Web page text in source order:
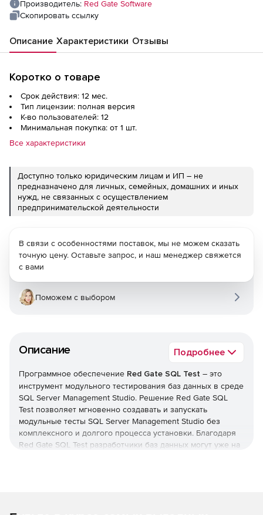
Производитель: Red Gate Software
Скопировать ссылку
Описание Характеристики Отзывы
Коротко о товаре
Срок действия: 12 мес.
Тип лицензии: полная версия
К-во пользователей: 12
Минимальная покупка: от 1 шт.
Все характеристики
Доступно только юридическим лицам и ИП – не
предназначено для личных, семейных, домашних и иных
нужд, не связанных с осуществлением
предпринимательской деятельности
Описание Подробнее
Программное обеспечение Red Gate SQL Test – это
инструмент модульного тестирования баз данных в среде
SQL Server Management Studio. Решение Red Gate SQL
Test позволяет мгновенно создавать и запускать
модульные тесты SQL Server Management Studio без
комплексного и долгого процесса установки. Благодаря
Red Gate SQL Test разработчики баз данных могут уже на
В связи с особенностями поставок, мы не можем сказать
точную цену. Оставьте запрос, и наш менеджер свяжется
с вами
Поможем с выбором